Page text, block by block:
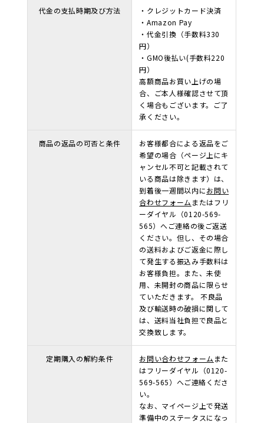
代金の支払時期及び方法
・クレジットカード決済
・Amazon Pay
・代金引換（手数料330
円）
・GMO後払い(手数料220
円）
高額商品お買い上げの場
合、ご本人様確認させて頂
く場合もございます。ご了
承ください。
商品の返品の可否と条件
お客様都合による返品をご
希望の場合（ページ上にキ
ャンセル不可と記載されて
いる商品は除きます）は、
到着後一週間以内にお問い
合わせフォーム またはフリ
ーダイヤル（0120-569-
565）へご連絡の後ご返送
ください。但し、その場合
の送料およびご返金に際し
て発生する振込み手数料は
お客様負担。また、未使
用、未開封の商品に限らせ
ていただきます。 不良品
及び輸送時の破損に関して
は、送料当社負担で良品と
交換致します。
定期購入の解約条件 お問い合わせフォーム また
はフリーダイヤル（0120-
569-565）へご連絡くださ
い。
なお、マイページ上で発送
準備中のステータスになっ